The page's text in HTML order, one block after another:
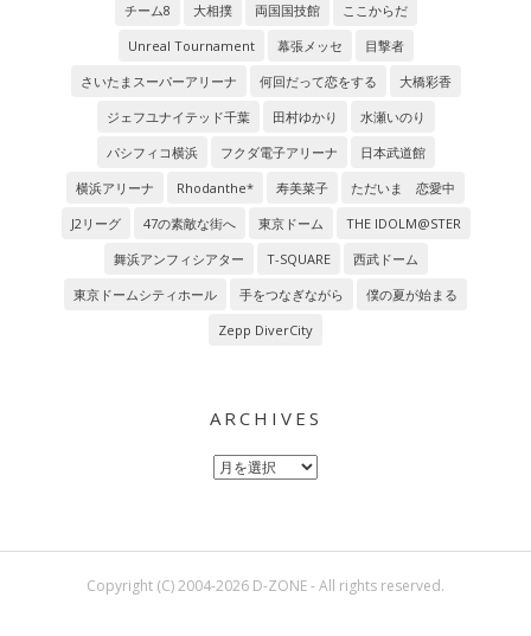
チーム8
大相撲 両国国技館
ここからだ
Unreal Tournament
幕張メッセ
目撃者
さいたまスーパーアリーナ
何回だって恋をする
大橋彩香
ジェフユナイテッド千葉
田村ゆかり
水瀬いのり
パシフィコ横浜
フクダ電子アリーナ
日本武道館
横浜アリーナ
Rhodanthe* 寿美菜子
ただいま 恋愛中
J2リーグ
47の素敵な街へ 東京ドーム
THE IDOLM@STER
舞浜アンフィシアター
T-SQUARE
西武ドーム
東京ドームシティホール
手をつなぎながら
僕の夏が始まる
Zepp DiverCity
ARCHIVES
Archives
Copyright (C) 2004-2026 D-ZONE - All rights reserved.